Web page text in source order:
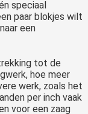
speciaal
paar blokjes wilt
een
tot de
hoe meer
werk, zoals het
per inch vaak
voor een zaag